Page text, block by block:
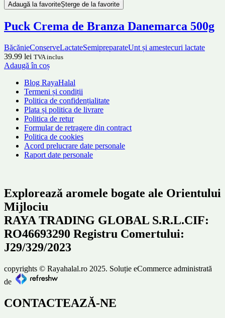
Adaugă la favoriteȘterge de la favorite
Puck Crema de Branza Danemarca 500g
BăcănieConserveLactateSemipreparateUnt și amestecuri lactate
39.99 lei TVA inclus
Adaugă în coș
Blog RayaHalal
Termeni și condiții
Politica de confidențialitate
Plata și politica de livrare
Politica de retur
Formular de retragere din contract
Politica de cookies
Acord prelucrare date personale
Raport date personale
Explorează aromele bogate ale Orientului
Mijlociu
RAYA TRADING GLOBAL S.R.L.CIF:
RO46693290 Registru Comertului:
J29/329/2023
copyrights © Rayahalal.ro 2025. Soluție eCommerce administrată
de
CONTACTEAZĂ-NE